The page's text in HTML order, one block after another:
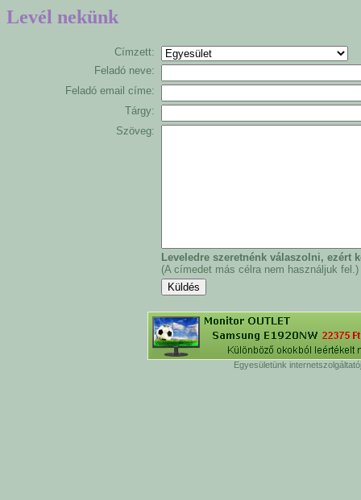
Levél nekünk
Címzett:
Feladó neve:
Feladó email címe:
Tárgy:
Szöveg:
Leveledre szeretnénk válaszolni, ezért
(A címedet más célra nem használjuk fel.)
Egyesületünk